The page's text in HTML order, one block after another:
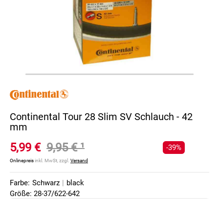
Continental Tour 28 Slim SV Schlauch - 42
mm
5,99 € 9,95 €¹
Onlinepreisinkl. MwSt, zzgl. Versand
-39%
Farbe: Schwarz | black
Größe: 28-37/622-642